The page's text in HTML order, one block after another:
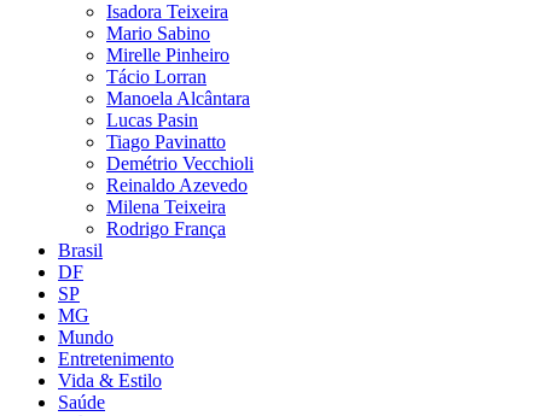
Isadora Teixeira
Mario Sabino
Mirelle Pinheiro
Tácio Lorran
Manoela Alcântara
Lucas Pasin
Tiago Pavinatto
Demétrio Vecchioli
Reinaldo Azevedo
Milena Teixeira
Rodrigo França
Brasil
DF
SP
MG
Mundo
Entretenimento
Vida & Estilo
Saúde